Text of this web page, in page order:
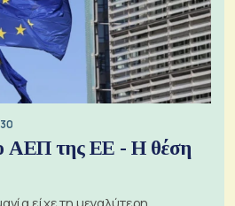
ΑΕΠ της ΕΕ - Η θέση